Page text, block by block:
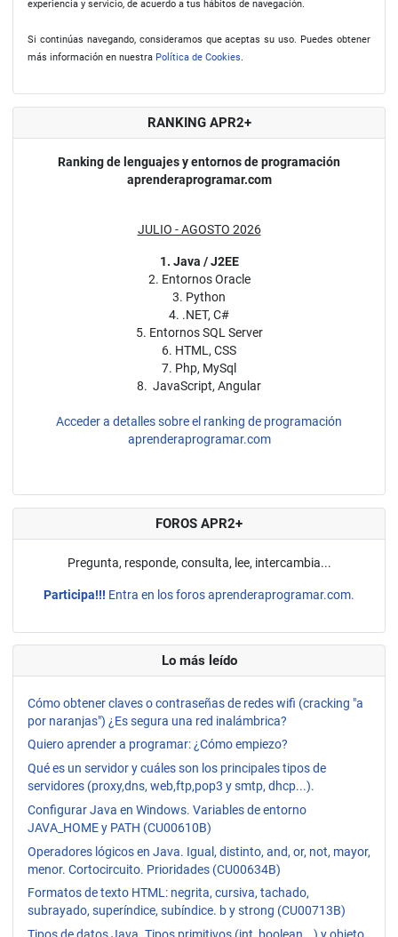
experiencia y servicio, de acuerdo a tus hábitos de navegación.
Si continúas navegando, consideramos que aceptas su uso. Puedes obtener
más información en nuestra Política de Cookies.
RANKING APR2+
Ranking de lenguajes y entornos de programación
aprenderaprogramar.com
JULIO - AGOSTO 2026
1. Java / J2EE
2. Entornos Oracle
3. Python
4. .NET, C#
5. Entornos SQL Server
6. HTML, CSS
7. Php, MySql
8. JavaScript, Angular
Acceder a detalles sobre el ranking de programación
aprenderaprogramar.com
FOROS APR2+
Pregunta, responde, consulta, lee, intercambia...
Participa!!! Entra en los foros aprenderaprogramar.com.
Lo más leído
Cómo obtener claves o contraseñas de redes wifi (cracking "a
por naranjas") ¿Es segura una red inalámbrica?
Quiero aprender a programar: ¿Cómo empiezo?
Qué es un servidor y cuáles son los principales tipos de
servidores (proxy,dns, web,ftp,pop3 y smtp, dhcp...).
Configurar Java en Windows. Variables de entorno
JAVA_HOME y PATH (CU00610B)
Operadores lógicos en Java. Igual, distinto, and, or, not, mayor,
menor. Cortocircuito. Prioridades (CU00634B)
Formatos de texto HTML: negrita, cursiva, tachado,
subrayado, superíndice, subíndice. b y strong (CU00713B)